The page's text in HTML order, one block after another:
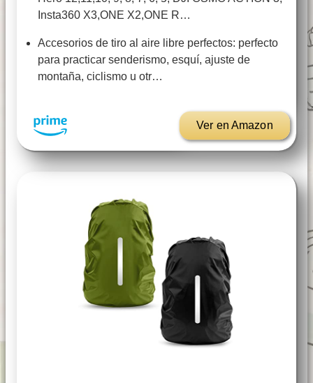
Insta360 X3,ONE X2,ONE R…
Accesorios de tiro al aire libre perfectos: perfecto
para practicar senderismo, esquí, ajuste de
montaña, ciclismo u otr…
Ver en Amazon